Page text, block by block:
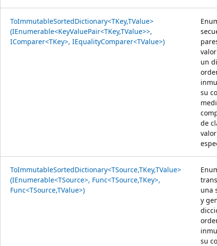
ToImmutableSortedDictionary<TKey,TValue>
(IEnumerable<KeyValuePair<TKey,TValue>>,
IComparer<TKey>, IEqualityComparer<TValue>)
un
su
de
valor
ToImmutableSortedDictionary<TSource,TKey,TValue>
(IEnumerable<TSource>, Func<TSource,TKey>,
Func<TSource,TValue>)
una
y
su